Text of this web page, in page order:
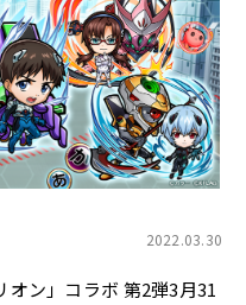
2022.03.30
ン」コラボ 第2弾3月31